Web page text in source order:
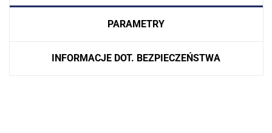
PARAMETRY
INFORMACJE DOT. BEZPIECZEŃSTWA